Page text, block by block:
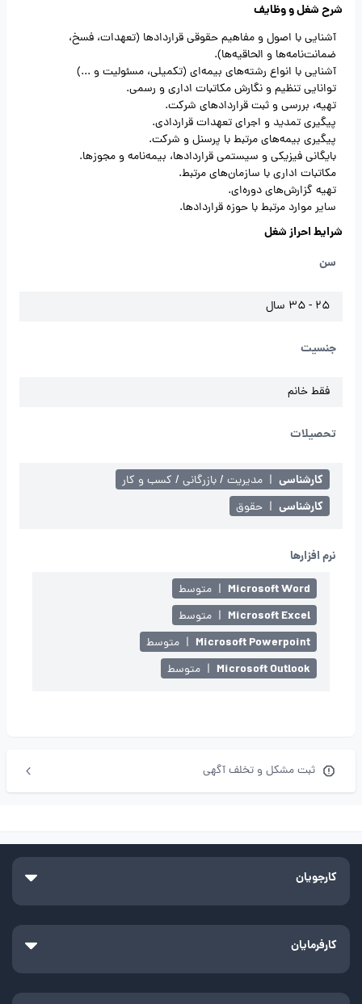
شرح شغل و وظایف
آشنایی با اصول و مفاهیم حقوقی قراردادها (تعهدات، فسخ،
ضمانت‌نامه‌ها و الحاقیه‌ها).
آشنایی با انواع رشته‌های بیمه‌ای (تکمیلی، مسئولیت و ...)
توانایی تنظیم و نگارش مکاتبات اداری و رسمی.
تهیه، بررسی و ثبت قراردادهای شرکت.
پیگیری تمدید و اجرای تعهدات قراردادی.
پیگیری بیمه‌های مرتبط با پرسنل و شرکت.
بایگانی فیزیکی و سیستمی قراردادها، بیمه‌نامه و مجوزها.
مکاتبات اداری با سازمان‌های مرتبط.
تهیه گزارش‌های دوره‌ای.
سایر موارد مرتبط با حوزه قراردادها.
شرایط احراز شغل
سن
25 - 35 سال
جنسیت
فقط خانم
تحصیلات
کارشناسی | مدیریت / بازرگانی / کسب و کار
کارشناسی | حقوق
نرم افزارها
Microsoft Word
| متوسط
Microsoft Excel
| متوسط
Microsoft Powerpoint
| متوسط
Microsoft Outlook
| متوسط
ثبت مشکل و تخلف آگهی
کارجویان
کارفرمایان